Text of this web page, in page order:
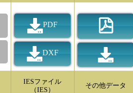
PDF
DXF
IESファイル
（IES）
その他データ